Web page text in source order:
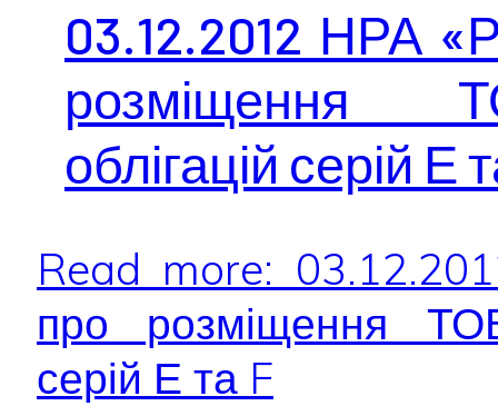
03.12.2012 НРА
розміщення
облігацій серій Е
Read more:
про розміщення
серій Е та F